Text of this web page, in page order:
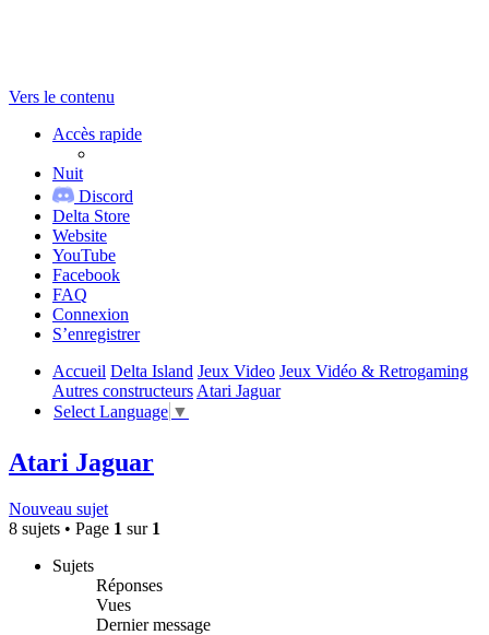
Vers le contenu
Accès rapide
Nuit
Discord
Delta Store
Website
YouTube
Facebook
FAQ
Connexion
S’enregistrer
Accueil Delta Island Jeux Video Jeux Vidéo & Retrogaming
Autres constructeurs Atari Jaguar
Select Language ▼
Atari Jaguar
Nouveau sujet
8 sujets • Page 1 sur 1
Sujets
Réponses
Vues
Dernier message